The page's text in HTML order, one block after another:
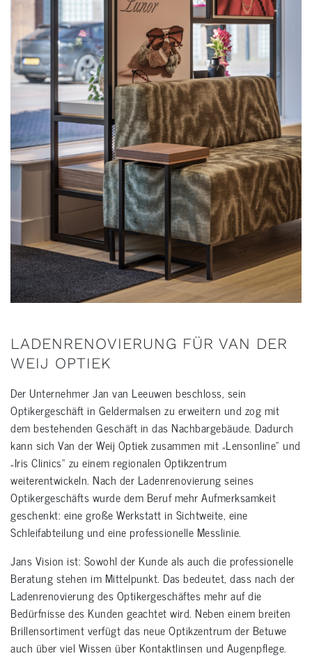
LADENRENOVIERUNG FÜR VAN DER
WEIJ OPTIEK
Der Unternehmer Jan van Leeuwen beschloss, sein
Optikergeschäft in Geldermalsen zu erweitern und zog mit
dem bestehenden Geschäft in das Nachbargebäude. Dadurch
kann sich Van der Weij Optiek zusammen mit „Lensonline“ und
„Iris Clinics“ zu einem regionalen Optikzentrum
weiterentwickeln. Nach der Ladenrenovierung seines
Optikergeschäfts wurde dem Beruf mehr Aufmerksamkeit
geschenkt: eine große Werkstatt in Sichtweite, eine
Schleifabteilung und eine professionelle Messlinie.
Jans Vision ist: Sowohl der Kunde als auch die professionelle
Beratung stehen im Mittelpunkt. Das bedeutet, dass nach der
Ladenrenovierung des Optikergeschäftes mehr auf die
Bedürfnisse des Kunden geachtet wird. Neben einem breiten
Brillensortiment verfügt das neue Optikzentrum der Betuwe
auch über viel Wissen über Kontaktlinsen und Augenpflege.